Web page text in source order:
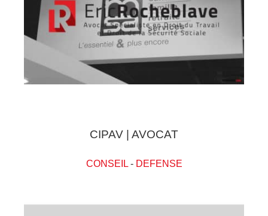
CIPAV | AVOCAT
CONSEIL- DEFENSE